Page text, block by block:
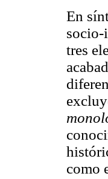
En
tres
como